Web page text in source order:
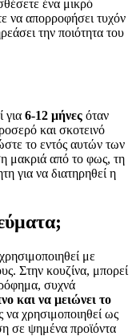
ένα μικρό
να απορροφήσει τυχόν
την ποιότητα του
για 6-12 μήνες όταν
και σκοτεινό
το εντός αυτών των
μακριά από το φως, τη
για να διατηρηθεί η
με
Στην κουζίνα, μπορεί
συχνά
και να μειώνει το
να χρησιμοποιηθεί ως
σε ψημένα προϊόντα